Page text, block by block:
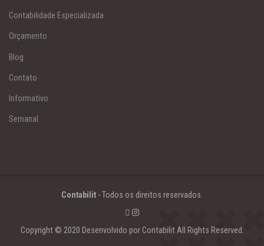
Contabilidade Especializada
Orçamento
Blog
Contato
Informativo
Semanal
Contabilit - Todos os direitos reservados.
Copyright © 2020 Desenvolvido por Contabilit All Rights Reserved.